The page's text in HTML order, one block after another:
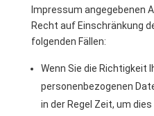
Impressum angegebenen
Recht auf Einschränkung
folgenden Fällen:
Wenn Sie die Richtigkeit
personenbezogenen
in der Regel Zeit, um